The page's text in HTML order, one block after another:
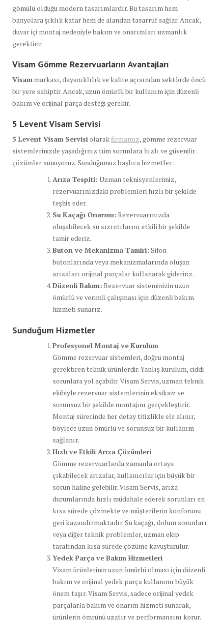
gömülü olduğu modern tasarımlardır. Bu tasarım hem
banyolara şıklık katar hem de alandan tasarruf sağlar. Ancak,
duvar içi montaj nedeniyle bakım ve onarımları uzmanlık
gerektirir.
Visam Gömme Rezervuarların Avantajları
Visam markası, dayanıklılık ve kalite açısından sektörde öncü
bir yere sahiptir. Ancak, uzun ömürlü bir kullanım için düzenli
bakım ve orijinal parça desteği gerekir.
5 Levent Visam Servisi
5 Levent Visam Servisiolarak firmamız, gömme rezervuar
sistemlerinizde yaşadığınız tüm sorunlara hızlı ve güvenilir
çözümler sunuyoruz. Sunduğumuz başlıca hizmetler:
Arıza Tespiti: Uzman teknisyenlerimiz,
rezervuarınızdaki problemleri hızlı bir şekilde
teşhis eder.
Su Kaçağı Onarımı: Rezervuarınızda
oluşabilecek su sızıntılarını etkili bir şekilde
tamir ederiz.
Buton ve Mekanizma Tamiri: Sifon
butonlarında veya mekanizmalarında oluşan
arızaları orijinal parçalar kullanarak gideririz.
Düzenli Bakım: Rezervuar sisteminizin uzun
ömürlü ve verimli çalışması için düzenli bakım
hizmeti sunarız.
Sunduğum Hizmetler
Profesyonel Montaj ve Kurulum
Gömme rezervuar sistemleri, doğru montaj
gerektiren teknik ürünlerdir. Yanlış kurulum, ciddi
sorunlara yol açabilir. Visam Servis, uzman teknik
ekibiyle rezervuar sistemlerinin eksiksiz ve
sorunsuz bir şekilde montajını gerçekleştirir.
Montaj sürecinde her detay titizlikle ele alınır,
böylece uzun ömürlü ve sorunsuz bir kullanım
sağlanır.
Hızlı ve Etkili Arıza Çözümleri
Gömme rezervuarlarda zamanla ortaya
çıkabilecek arızalar, kullanıcılar için büyük bir
sorun haline gelebilir. Visam Servis, arıza
durumlarında hızlı müdahale ederek sorunları en
kısa sürede çözmekte ve müşterilerin konforunu
geri kazandırmaktadır. Su kaçağı, dolum sorunları
veya diğer teknik problemler, uzman ekip
tarafından kısa sürede çözüme kavuşturulur.
Yedek Parça ve Bakım Hizmetleri
Visam ürünlerinin uzun ömürlü olması için düzenli
bakım ve orijinal yedek parça kullanımı büyük
önem taşır. Visam Servis, sadece orijinal yedek
parçalarla bakım ve onarım hizmeti sunarak,
ürünlerin ömrünü uzatır ve performansını korur.